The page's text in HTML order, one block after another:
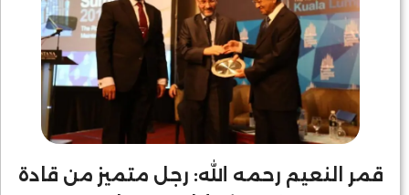
قمر النعيم رحمه الله: رجل متميز من قادة